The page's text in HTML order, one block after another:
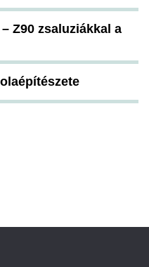
Z90 zsaluziákkal a